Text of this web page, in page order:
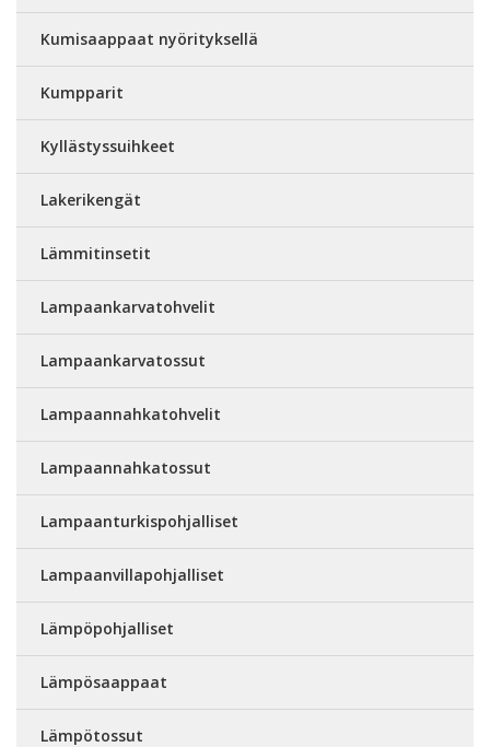
Kumisaappaat nyörityksellä
Kumpparit
Kyllästyssuihkeet
Lakerikengät
Lämmitinsetit
Lampaankarvatohvelit
Lampaankarvatossut
Lampaannahkatohvelit
Lampaannahkatossut
Lampaanturkispohjalliset
Lampaanvillapohjalliset
Lämpöpohjalliset
Lämpösaappaat
Lämpötossut